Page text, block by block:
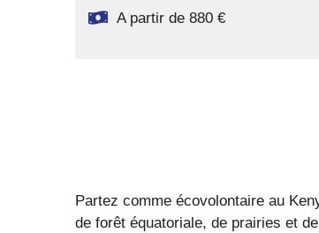
A partir de 880 €
Partez comme écovolontaire au
de forêt équatoriale, de prairies et